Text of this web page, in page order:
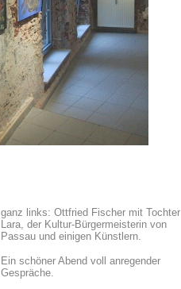
ganz links: Ottfried Fischer mit Tochter
Lara, der Kultur-Bürgermeisterin von
Passau und einigen Künstlern.
Ein schöner Abend voll anregender
Gespräche.